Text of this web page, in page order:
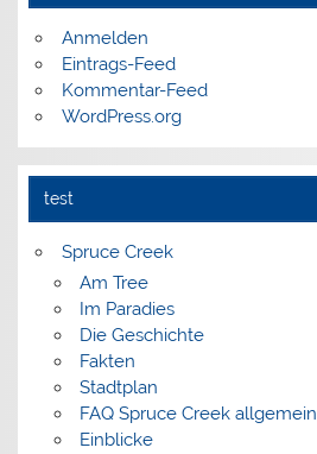
Anmelden
Eintrags-Feed
Kommentar-Feed
WordPress.org
test
Spruce Creek
Am Tree
Im Paradies
Die Geschichte
Fakten
Stadtplan
FAQ Spruce Creek allgemein
Einblicke